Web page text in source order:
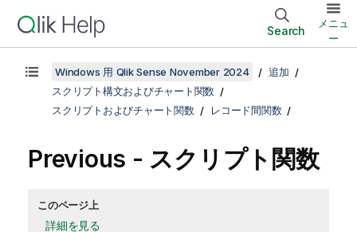
Search
メニュ
ー
Windows 用 Qlik Sense November 2024
追加
スクリプト構文およびチャート関数
スクリプトおよびチャート関数
レコード間関数
Previous - スクリプト関数
このページ上
詳細を見る